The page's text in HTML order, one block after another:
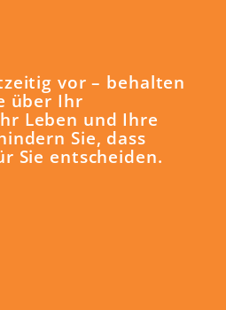
vor – behalten
über Ihr
Leben und Ihre
Sie, dass
Sie entscheiden.